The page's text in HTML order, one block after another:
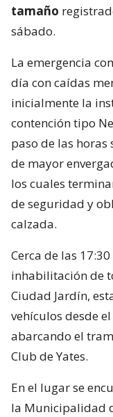
tamaño
sábado.
La emergencia
día con caídas
inicialmente la
contención tipo
paso de las
de mayor
los cuales
de seguridad y
calzada.
Cerca de las
inhabilitación de
Ciudad Jardín,
vehículos desde
abarcando el
Club de Yates.
En el lugar se
la Municipalidad